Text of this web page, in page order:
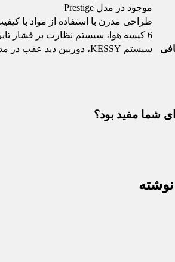
موجود در مدل Prestige
طراحی مدرن با استفاده از مواد با
6 کیسه هوا، سیستم نظارت بر فشار تایر، سیستم Hill Hold Control
سیستم KESSY، دوربین دید عقب در مدل‌های Signature+ و Prestige
شما مفید بود؟